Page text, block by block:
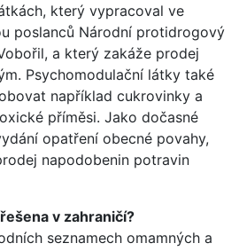
který vypracoval ve
poslanců Národní protidrogový
a který zakáže prodej
Psychomodulační látky také
například cukrovinky a
příměsi. Jako dočasné
opatření obecné povahy,
napodobenin potravin
v zahraničí?
seznamech omamných a